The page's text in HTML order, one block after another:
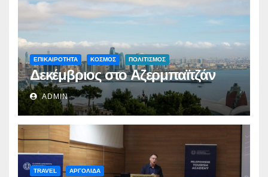
ΕΠΙΚΑΙΡΟΤΗΤΑ ΚΟΣΜΟΣ ΠΟΛΙΤΙΣΜΟΣ
Δεκέμβριος στο Αζερμπαϊτζάν
ADMIN
TRAVEL ΑΡΓΟΛΙΔΑ